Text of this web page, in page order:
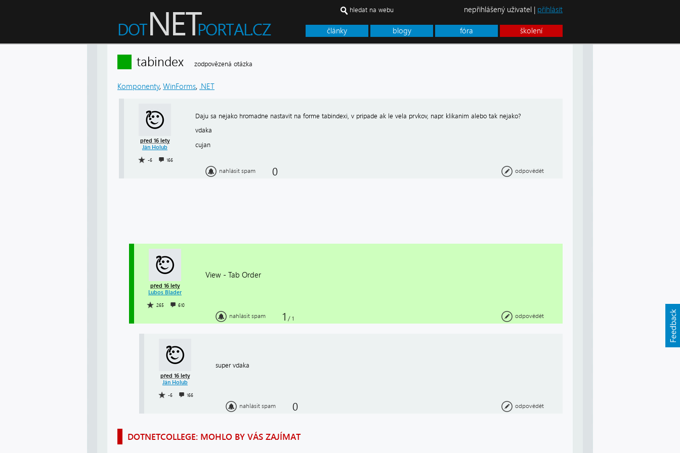
články blogy fóra školení
hledat na webu nepřihlášený uživatel | přihlásit
tabindex zodpovězená otázka
Komponenty, WinForms, .NET
před 16 lety
Ján Holub
-6 166
Daju sa nejako hromadne nastavit na forme tabindexi, v pripade ak le vela prvkov, napr. klikanim alebo tak nejako?
vdaka
cujan
nahlásit spam 0 odpovědět
před 16 lety
Lubos Blader
265 610
View - Tab Order
nahlásit spam 1 / 1 odpovědět
před 16 lety
Ján Holub
-6 166
super vdaka
nahlásit spam 0 odpovědět
DOTNETCOLLEGE: MOHLO BY VÁS ZAJÍMAT